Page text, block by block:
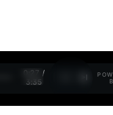
0:27 /
3:35